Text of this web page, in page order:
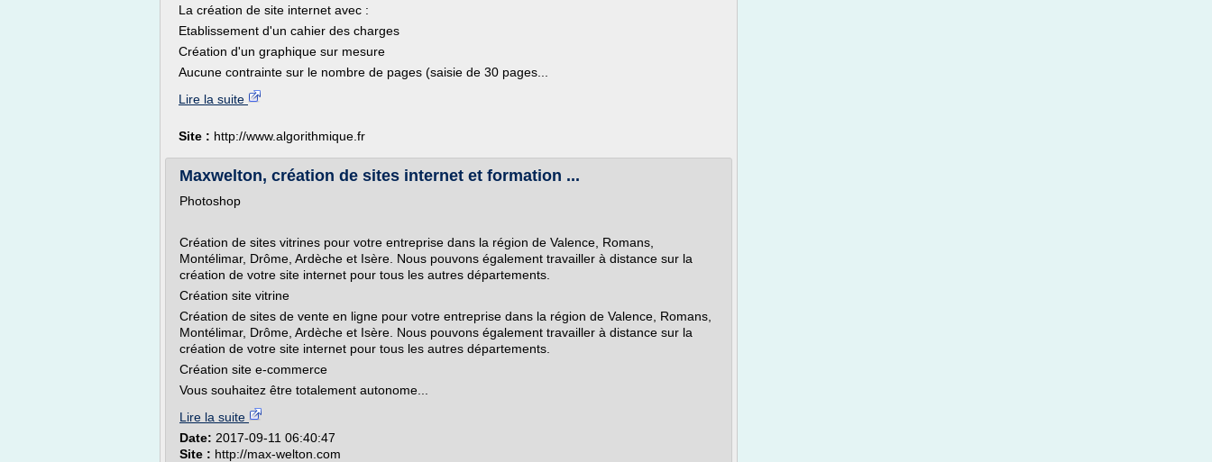
La création de site internet avec :
Etablissement d'un cahier des charges
Création d'un graphique sur mesure
Aucune contrainte sur le nombre de pages (saisie de 30 pages...
Lire la suite
Site : http://www.algorithmique.fr
Maxwelton, création de sites internet et formation ...
Photoshop
Création de sites vitrines pour votre entreprise dans la région de Valence, Romans,
Montélimar, Drôme, Ardèche et Isère. Nous pouvons également travailler à distance sur la
création de votre site internet pour tous les autres départements.
Création site vitrine
Création de sites de vente en ligne pour votre entreprise dans la région de Valence, Romans,
Montélimar, Drôme, Ardèche et Isère. Nous pouvons également travailler à distance sur la
création de votre site internet pour tous les autres départements.
Création site e-commerce
Vous souhaitez être totalement autonome...
Lire la suite
Date: 2017-09-11 06:40:47
Site : http://max-welton.com